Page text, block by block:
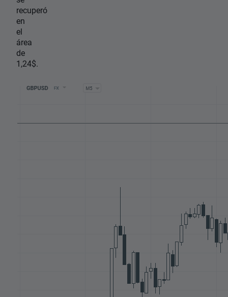
recuperó
en
el
área
de
1,24$.